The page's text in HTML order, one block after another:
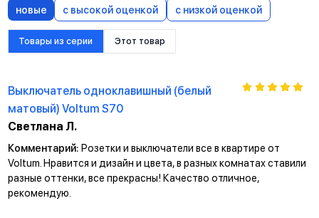
новые с высокой оценкой с низкой оценкой
Товары из серии Этот товар
Выключатель одноклавишный (белый
матовый) Voltum S70
Светлана Л.
Комментарий: Розетки и выключатели все в квартире от
Voltum. Нравится и дизайн и цвета, в разных комнатах ставили
разные оттенки, все прекрасны! Качество отличное,
рекомендую.